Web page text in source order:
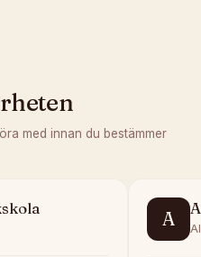
med innan du bestämmer
A